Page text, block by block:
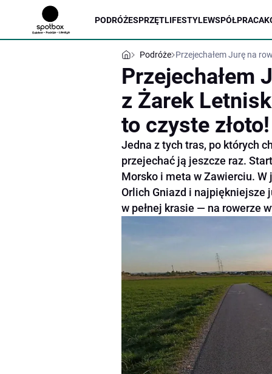
PODRÓŻESPRZĘTLIFESTYLEWSPÓŁPRACA
Podróże Przejechałem Jurę na
Przejechałem
z Żarek
to czyste złoto!
Jedna z tych tras, po których
przejechać ją jeszcze raz.
Morsko i meta w Zawierciu.
Orlich Gniazd i najpiękniejsze
w pełnej krasie — na rowerze